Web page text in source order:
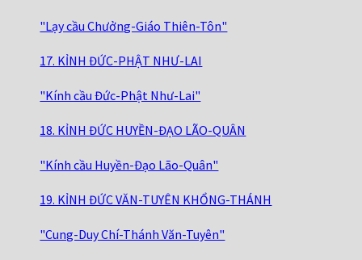
"Lạy cầu Chưởng-Giáo Thiên-Tôn"
17. KỈNH ĐỨC-PHẬT NHƯ-LAI
"Kính cầu Đức-Phật Như-Lai"
18. KỈNH ĐỨC HUYỀN-ĐẠO LÃO-QUÂN
"Kính cầu Huyền-Đạo Lão-Quân"
19. KỈNH ĐỨC VĂN-TUYÊN KHỔNG-THÁNH
"Cung-Duy Chí-Thánh Văn-Tuyên"